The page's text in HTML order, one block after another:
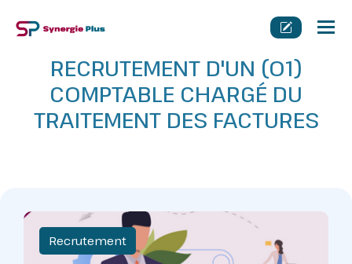
RECRUTEMENT D'UN (01)
COMPTABLE CHARGÉ DU
TRAITEMENT DES FACTURES
Recrutement